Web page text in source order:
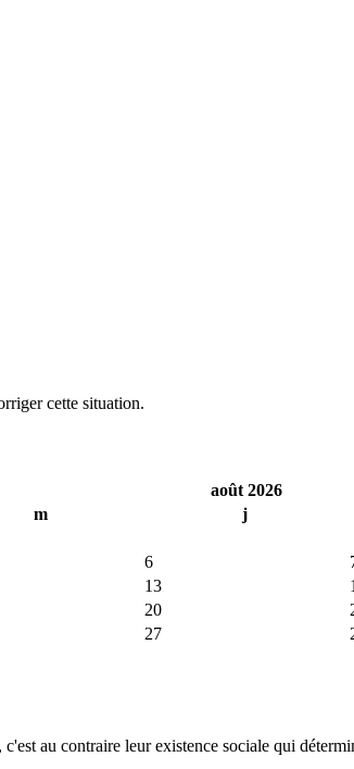
cette situation.
août 2026
m j
6
13
20
27
au contraire leur existence sociale qui